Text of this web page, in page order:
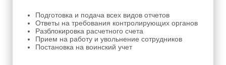
Подготовка и подача всех видов отчетов
Ответы на требования контролирующих органов
Разблокировка расчетного счета
Прием на работу и увольнение сотрудников
Постановка на воинский учет